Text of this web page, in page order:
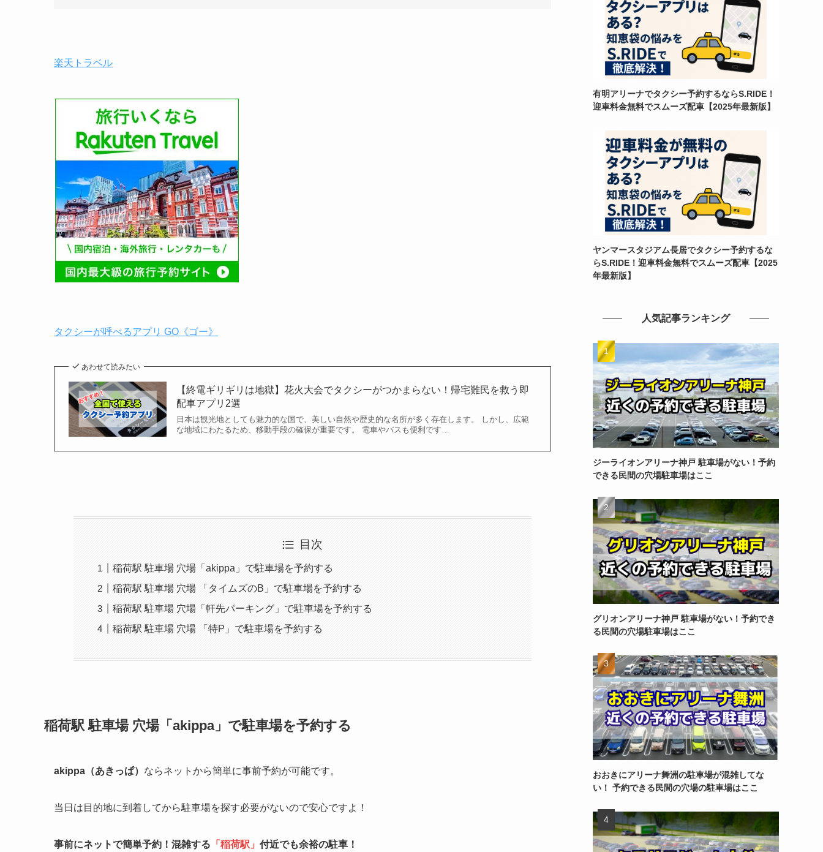
楽天トラベル
タクシーが呼べるアプリ GO《ゴー》
あわせて読みたい
【終電ギリギリは地獄】花火大会でタクシーがつかまらない！帰宅難民を救う即
配車アプリ2選
日本は観光地としても魅力的な国で、美しい自然や歴史的な名所が多く存在します。 しかし、広範
な地域にわたるため、移動手段の確保が重要です。 電車やバスも便利です…
目次
稲荷駅 駐車場 穴場「akippa」で駐車場を予約する
稲荷駅 駐車場 穴場 「タイムズのB」で駐車場を予約する
稲荷駅 駐車場 穴場「軒先パーキング」で駐車場を予約する
稲荷駅 駐車場 穴場 「特P」で駐車場を予約する
稲荷駅 駐車場 穴場「akippa」で駐車場を予約する
akippa（あきっぱ） ならネットから簡単に事前予約が可能です。
当日は目的地に到着してから駐車場を探す必要がないので安心ですよ！
事前にネットで簡単予約！混雑する 「 稲荷駅 」 付近でも余裕の駐車！
有明アリーナでタクシー予約するならS.RIDE！
迎車料金無料でスムーズ配車【2025年最新版】
ヤンマースタジアム長居でタクシー予約するな
らS.RIDE！迎車料金無料でスムーズ配車【2025
年最新版】
人気記事ランキング
ジーライオンアリーナ神戸 駐車場がない！予約
できる民間の穴場駐車場はここ
グリオンアリーナ神戸 駐車場がない！予約でき
る民間の穴場駐車場はここ
おおきにアリーナ舞洲の駐車場が混雑してな
い！ 予約できる民間の穴場の駐車場はここ